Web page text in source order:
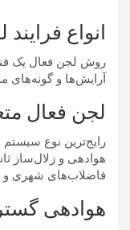
انواع
روش لجن فعال یک
آرایش‌ها و گونه‌های
لجن فعال
رایج‌ترین نوع
هوادهی و زلال‌ساز
فاضلاب‌های شهری
هوادهی